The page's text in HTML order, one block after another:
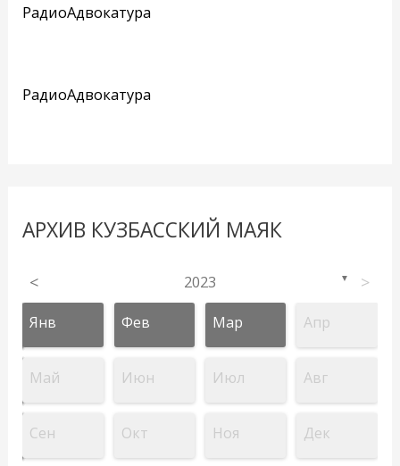
РадиоАдвокатура
РадиоАдвокатура
АРХИВ КУЗБАССКИЙ МАЯК
< 2023 ▼ >
Янв Фев Мар Апр
Май Июн Июл Авг
Сен Окт Ноя Дек